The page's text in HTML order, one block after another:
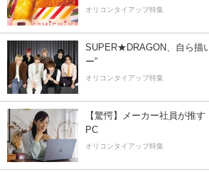
オリコンタイアップ特集
SUPER★DRAGON、自ら描
ー”
オリコンタイアップ特集
【驚愕】メーカー社員が推
PC
オリコンタイアップ特集